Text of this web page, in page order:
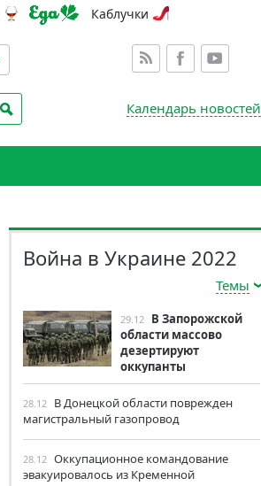
Каблучки
Календарь новостей
Война в Украине 2022
Темы
29.12 В Запорожской
области массово
дезертируют
оккупанты
28.12 В Донецкой области поврежден
магистральный газопровод
28.12 Оккупационное командование
эвакуировалось из Кременной